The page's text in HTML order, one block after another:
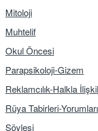
Mitoloji
Muhtelif
Okul Öncesi
Parapsikoloji-Gizem
Reklamcılık-Halkla
Rüya Tabirleri-Yorumları
Söyleşi